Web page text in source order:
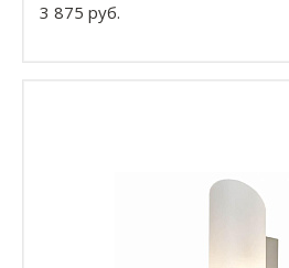
3 875 руб.